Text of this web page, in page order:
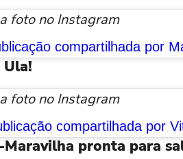
foto no Instagram
Ula!
foto no Instagram
compartilhada por
Maravilha pronta para